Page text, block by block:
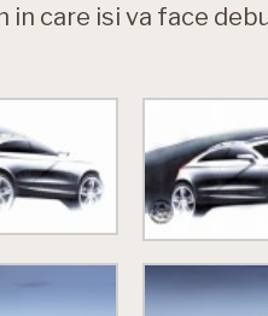
in care isi va face